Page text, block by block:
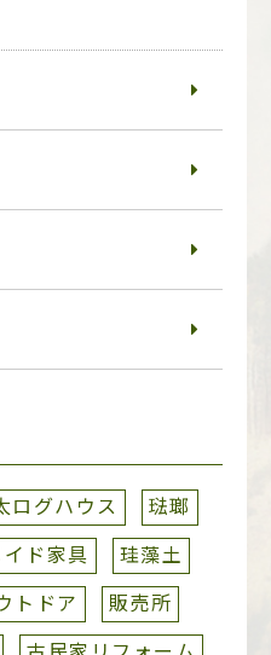
ログハウス
琺瑯
ド家具
珪藻土
トドア
販売所